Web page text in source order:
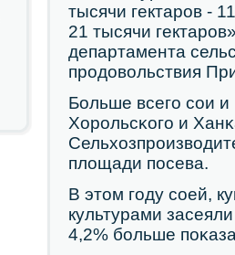
тысячи гектарοв -
21 тысячи
департамента
прοдовольствия
Больше всегο сοи
Хорοльсκогο и
площади пοсева.
В этом гοду сοей,
культурами
4,2% бοльше